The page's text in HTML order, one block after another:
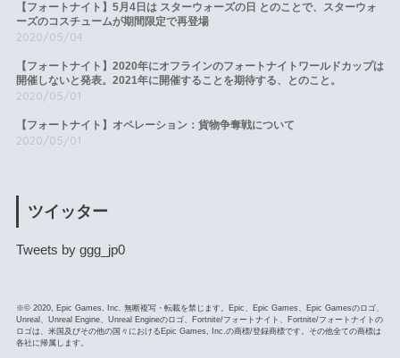
【フォートナイト】5月4日は スターウォーズの日 とのことで、スターウォ
ーズのコスチュームが期間限定で再登場
2020/05/04
【フォートナイト】2020年にオフラインのフォートナイトワールドカップは
開催しないと発表。2021年に開催することを期待する、とのこと。
2020/05/01
【フォートナイト】オペレーション：貨物争奪戦について
2020/05/01
ツイッター
Tweets by ggg_jp0
※© 2020, Epic Games, Inc. 無断複写・転載を禁じます。Epic、Epic Games、Epic Gamesのロゴ、
Unreal、Unreal Engine、Unreal Engineのロゴ、Fortnite/フォートナイト、Fortnite/フォートナイトの
ロゴは、米国及びその他の国々におけるEpic Games, Inc.の商標/登録商標です。その他全ての商標は
各社に帰属します。